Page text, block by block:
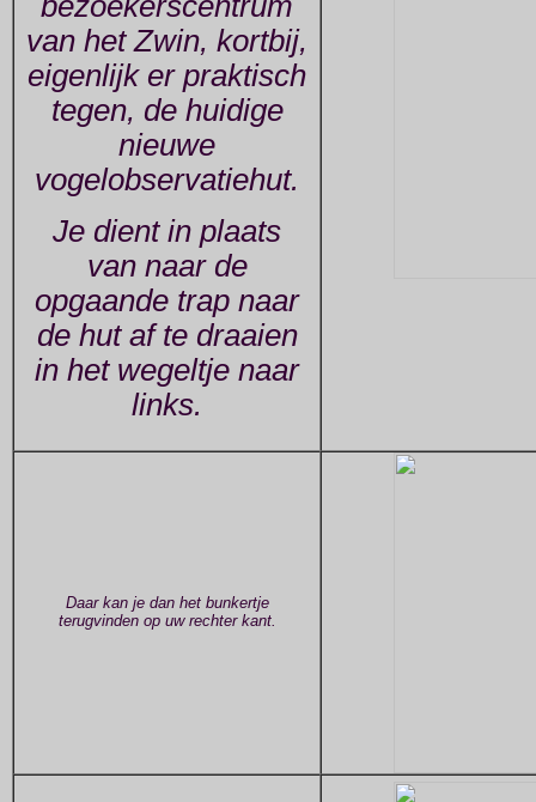
van het Zwin, kortbij,
eigenlijk er praktisch
tegen, de huidige
nieuwe
vogelobservatiehut.
Je dient in plaats
van naar de
opgaande trap naar
de hut af te draaien
in het wegeltje naar
links.
Daar kan je dan het bunkertje
terugvinden op uw rechter kant.